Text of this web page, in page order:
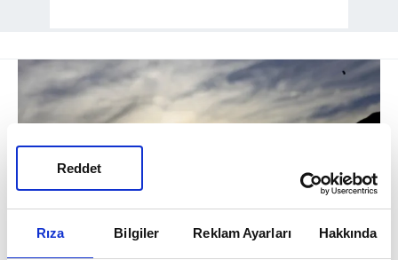
Rıza Bilgiler Reklam Ayarları Hakkında
Reddet